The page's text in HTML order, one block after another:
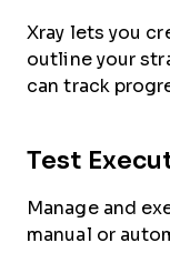
Xray lets you
outline your
can track
Test
Manage and
manual or